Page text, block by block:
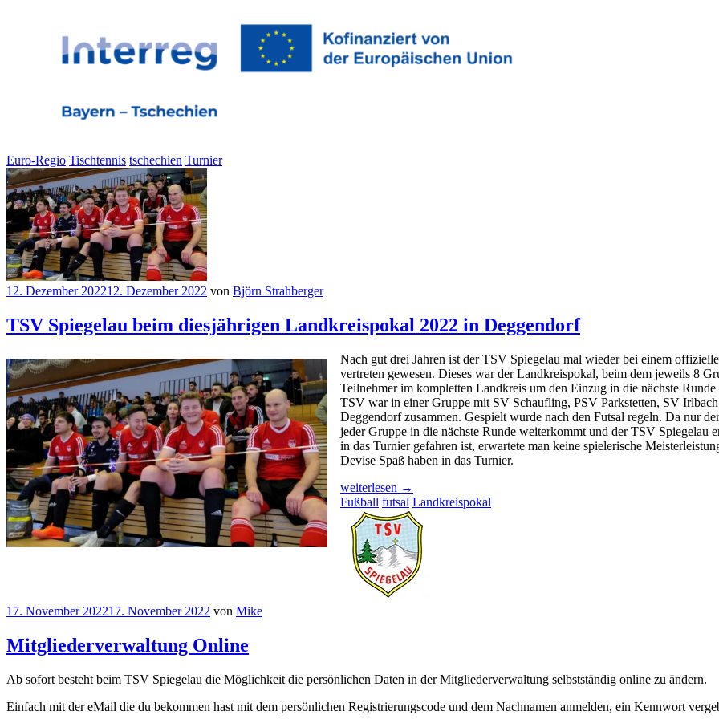
Euro-Regio Tischtennis tschechien Turnier
12. Dezember 202212. Dezember 2022 von Björn Strahberger
TSV Spiegelau beim diesjährigen Landkreispokal 2022 in Deggendorf
Nach gut drei Jahren ist der TSV Spiegelau mal wieder bei einem
vertreten gewesen. Dieses war der Landkreispokal, beim dem jeweils 8
Teilnehmer im kompletten Landkreis um den Einzug in die nächste
TSV war in einer Gruppe mit SV Schaufling, PSV Parkstetten, SV
Deggendorf zusammen. Gespielt wurde nach den Futsal regeln. Da nur
jeder Gruppe in die nächste Runde weiterkommt und der TSV Spiegelau
in das Turnier gefahren ist, erwartete man keine spielerische
Devise Spaß haben in das Turnier.
“TSV
Spiegelau
beim
diesjährigen
Landkreispokal
2022
Deggendorf”
weiterlesen →
Fußball futsal Landkreispokal
17. November 202217. November 2022 von Mike
Mitgliederverwaltung Online
Ab sofort besteht beim TSV Spiegelau die Möglichkeit die persönlichen Daten in der Mitgliederverwaltung selbstständig online zu ändern.
Einfach mit der eMail die du bekommen hast mit dem persönlichen Registrierungscode und dem Nachnamen anmelden, ein Kennwort